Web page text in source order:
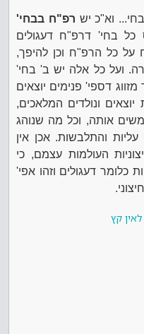
וא"כ יש רפ"ח בבחי'
כל בחי' דרפ"ח דעגולים
כל הרפ"ח וכן להיפך,
ועל כל אלה יש ב' בחי'
דספי' פנימים יוצאים
יוצאים ונולדים המלאכים,
אותה, וכל מה שנוהג
עליות והתלבשות. אכן אין
העולמות עצמם, כי
כלומר דעגולים וזהו אפי'
קץ